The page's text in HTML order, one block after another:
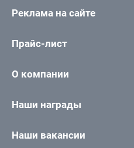
Реклама на сайте
Прайс-лист
О компании
Наши награды
Наши вакансии